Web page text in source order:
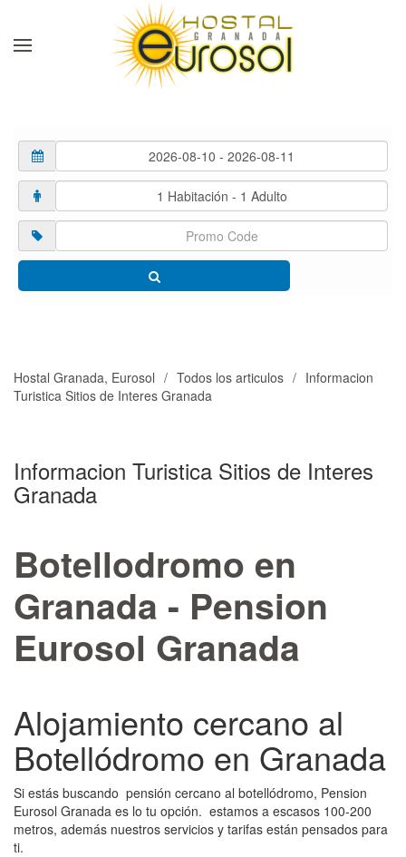
Skip to main content
Hostal Granada, Eurosol Todos los articulos
Informacion
Turistica Sitios de Interes Granada
Informacion Turistica Sitios de Interes
Granada
Botellodromo en
Granada - Pension
Eurosol Granada
Alojamiento cercano al
Botellódromo en Granada
Si estás buscando pensión cercano al botellódromo, Pension
Eurosol Granada es lo tu opción. estamos a escasos 100-200
metros, además nuestros servicios y tarifas están pensados para
ti.